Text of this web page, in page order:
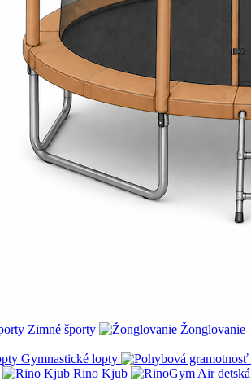
Zimné športy
Žonglovanie
Gymnastické lopty
Rino Kjub